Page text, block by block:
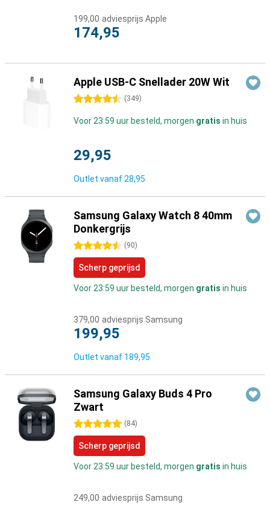
199,00 adviesprijs Apple
174,95
Apple USB-C Snellader 20W Wit
4.5 sterren (349)
Voor 23:59 uur besteld, morgen gratis in huis
29,95
Outlet vanaf 28,95
Samsung Galaxy Watch 8 40mm
Donkergrijs
4.5 sterren (90)
Scherp geprijsd
Voor 23:59 uur besteld, morgen gratis in huis
379,00 adviesprijs Samsung
199,95
Outlet vanaf 189,95
Samsung Galaxy Buds 4 Pro
Zwart
5 sterren (84)
Scherp geprijsd
Voor 23:59 uur besteld, morgen gratis in huis
249,00 adviesprijs Samsung